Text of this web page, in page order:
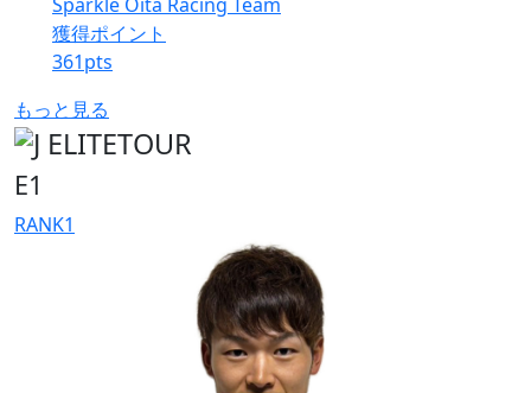
獲得ポイント
361pts
もっと見る
E1
RANK1